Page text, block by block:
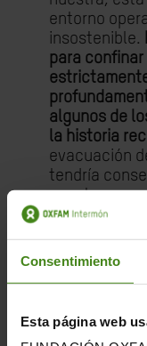
Consentimiento
Esta página web
entorno
insostenible.
para
algunos de
la historia
evacuación
tendría
nuestra
para nuestro
Gaza.
por la fuerza